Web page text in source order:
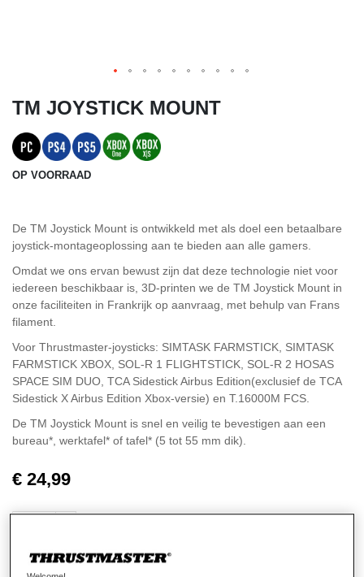
TM JOYSTICK MOUNT
OP VOORRAAD
De TM Joystick Mount is ontwikkeld met als doel een betaalbare
joystick-montageoplossing aan te bieden aan alle gamers.
Omdat we ons ervan bewust zijn dat deze technologie niet voor
iedereen beschikbaar is, 3D-printen we de TM Joystick Mount in
onze faciliteiten in Frankrijk op aanvraag, met behulp van Frans
filament.
Voor Thrustmaster-joysticks: SIMTASK FARMSTICK, SIMTASK
FARMSTICK XBOX, SOL-R 1 FLIGHTSTICK, SOL-R 2 HOSAS
SPACE SIM DUO, TCA Sidestick Airbus Edition(exclusief de TCA
Sidestick X Airbus Edition Xbox-versie) en T.16000M FCS.
De TM Joystick Mount is snel en veilig te bevestigen aan een
bureau*, werktafel* of tafel* (5 tot 55 mm dik).
snelle en eenvoudige montage en demontage.
€ 24,99